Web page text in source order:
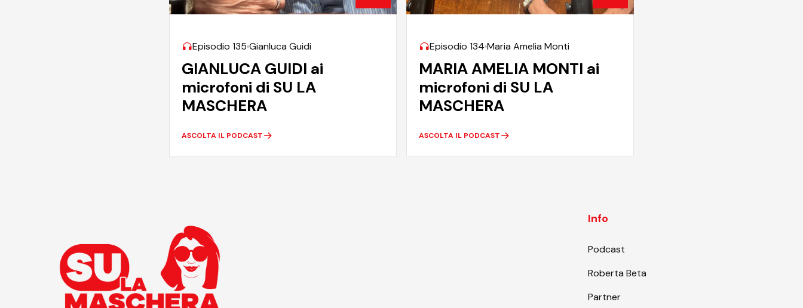
Episodio 135 Gianluca Guidi
GIANLUCA GUIDI ai
microfoni di SU LA
MASCHERA
ASCOLTA IL PODCAST
Episodio 134 Maria Amelia Monti
MARIA AMELIA MONTI ai
microfoni di SU LA
MASCHERA
ASCOLTA IL PODCAST
Info
Podcast
Roberta Beta
Partner